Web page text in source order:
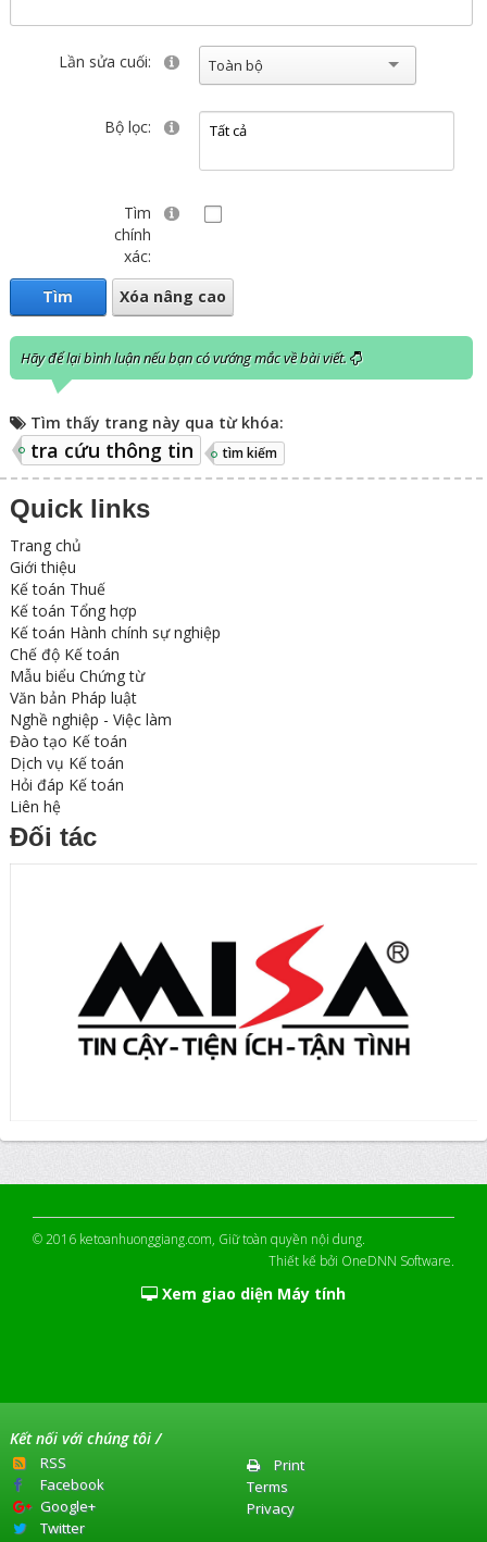
Lần sửa cuối: Toàn bộ
Bộ lọc:
Tìm
chính
xác:
Tìm
Xóa nâng cao
Hãy để lại bình luận nếu bạn có vướng mắc về bài viết.
Tìm thấy trang này qua từ khóa:
tra cứu thông tin tìm kiếm
Quick links
Trang chủ
Giới thiệu
Kế toán Thuế
Kế toán Tổng hợp
Kế toán Hành chính sự nghiệp
Chế độ Kế toán
Mẫu biểu Chứng từ
Văn bản Pháp luật
Nghề nghiệp - Việc làm
Đào tạo Kế toán
Dịch vụ Kế toán
Hỏi đáp Kế toán
Liên hệ
Đối tác
© 2016 ketoanhuonggiang.com, Giữ toàn quyền nội dung.
Thiết kế bởi OneDNN Software.
Xem giao diện Máy tính
Kết nối với chúng tôi /
RSS
Facebook
Google+
Twitter
Print
Terms
Privacy